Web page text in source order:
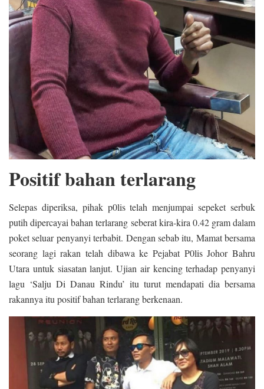
Positif bahan terlarang
Selepas diperiksa, pihak p0lis telah menjumpai sepeket serbuk
putih dipercayai bahan terlarang seberat kira-kira 0.42 gram dalam
poket seluar penyanyi terbabit. Dengan sebab itu, Mamat bersama
seorang lagi rakan telah dibawa ke Pejabat P0lis Johor Bahru
Utara untuk siasatan lanjut. Ujian air kencing terhadap penyanyi
lagu ‘Salju Di Danau Rindu’ itu turut mendapati dia bersama
rakannya itu positif bahan terlarang berkenaan.